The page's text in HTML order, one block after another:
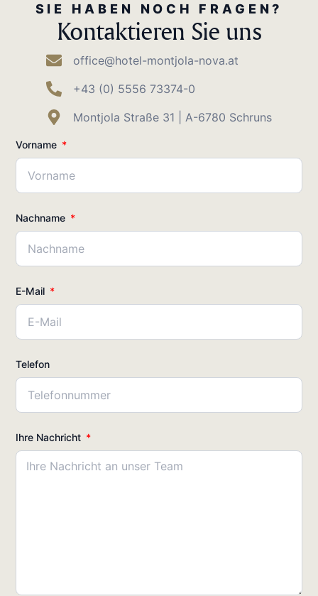
SIE HABEN NOCH FRAGEN?
Kontaktieren Sie uns
office@hotel-montjola-nova.at
+43 (0) 5556 73374-0
Montjola Straße 31 | A-6780 Schruns
Vorname
Nachname
E-Mail
Telefon
Ihre Nachricht